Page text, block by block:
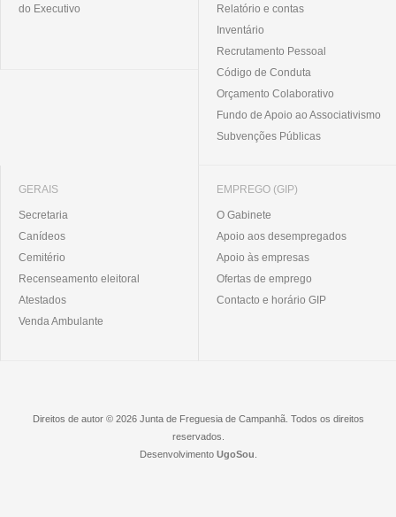
do Executivo
Relatório e contas
Inventário
Recrutamento Pessoal
Código de Conduta
Orçamento Colaborativo
Fundo de Apoio ao Associativismo
Subvenções Públicas
GERAIS
Secretaria
Canídeos
Cemitério
Recenseamento eleitoral
Atestados
Venda Ambulante
EMPREGO (GIP)
O Gabinete
Apoio aos desempregados
Apoio às empresas
Ofertas de emprego
Contacto e horário GIP
Direitos de autor © 2026 Junta de Freguesia de Campanhã. Todos os direitos
reservados.
Desenvolvimento UgoSou